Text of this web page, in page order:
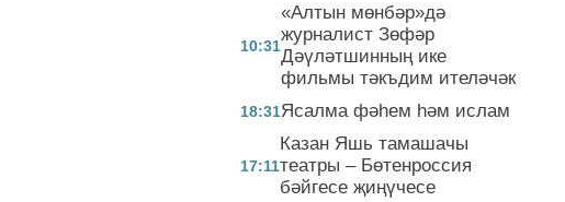
10:31
«Алтын мөнбәр»дә
журналист Зөфәр
Дәүләтшинның ике
фильмы тәкъдим ителәчәк
18:31Ясалма фәһем һәм ислам
17:11
Казан Яшь тамашачы
театры – Бөтенроссия
бәйгесе җиңүчесе